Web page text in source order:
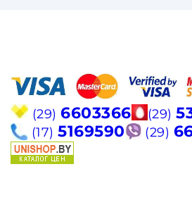
(29) 6603366 (29)
(17) 5169590 (29)